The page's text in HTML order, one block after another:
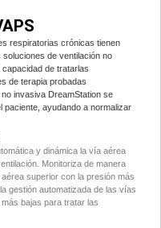
respiratorias crónicas tienen
de ventilación no
capacidad de tratarlas
de terapia probadas
invasiva DreamStation se
paciente, ayudando a normalizar
y dinámica la vía aérea
Monitoriza de manera
superior con la presión más
gestión automatizada de las vías
bajas para tratar las